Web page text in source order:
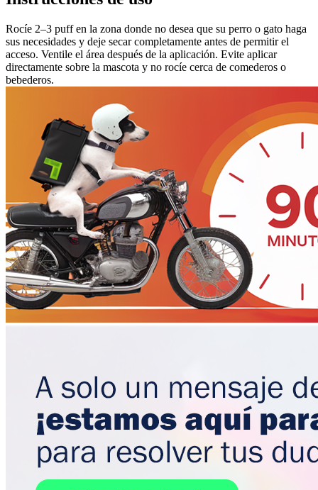
Rocíe 2–3 puff en la zona donde no desea que su perro o gato haga
sus necesidades y deje secar completamente antes de permitir el
acceso. Ventile el área después de la aplicación. Evite aplicar
directamente sobre la mascota y no rocíe cerca de comederos o
bebederos.